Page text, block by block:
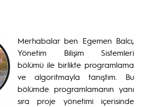
Merhabalar ben Egemen Balcı,
Yönetim Bilişim Sistemleri
bölümü ile birlikte programlama
ve algoritmayla tanıştım. Bu
bölümde programlamanın yanı
sıra proje yönetimi içerisinde